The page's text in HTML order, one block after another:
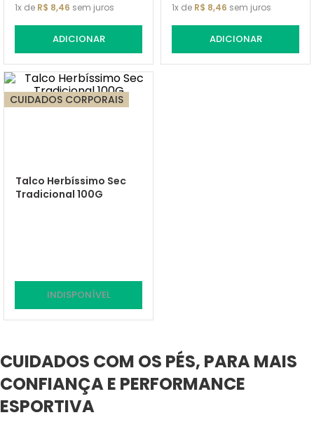
1 de R$ 8,46 sem juros
ADICIONAR
1 de R$ 8,46 sem juros
ADICIONAR
CUIDADOS CORPORAIS
Talco Herbíssimo Sec
Tradicional 100G
INDISPONÍVEL
CUIDADOS COM OS PÉS, PARA MAIS
CONFIANÇA E PERFORMANCE
ESPORTIVA